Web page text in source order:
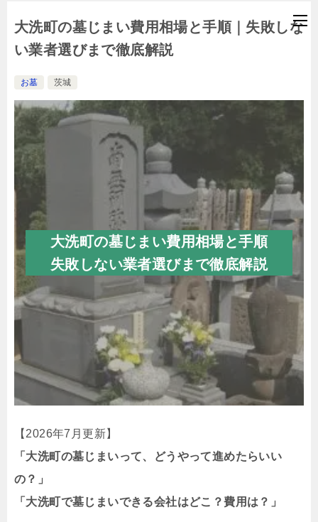
大洗町の墓じまい費用相場と手順｜失敗しな
い業者選びまで徹底解説
お墓 茨城
大洗町の墓じまい費用相場と手順
失敗しない業者選びまで徹底解説
【2026年7月更新】
「大洗町の墓じまいって、どうやって進めたらいい
の？」
「大洗町で墓じまいできる会社はどこ？費用は？」